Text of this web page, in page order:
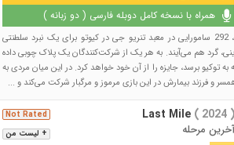
همراه با نسخه کامل دوبله فارسی ( دو زبانه )
در سال 1878، در اواخر شب، 292 سامورایی در معبد تنریو جی در کیوتو برای یک نبرد سلطنتی
جایزه 100 میلیارد ینی، گرد هم می‌آیند. به هر یک از شرکت‌کنندگان یک پلاک چوبی داده
توکیو برسد، جایزه را از آن خود خواهد کرد. در این میان مردی به
و فرزند بیمارش در این بازی مرموز و مرگبار شرکت می‌کند و ...
+ لیست من
Not Rated Last Mile ( 2024 )
مرحله